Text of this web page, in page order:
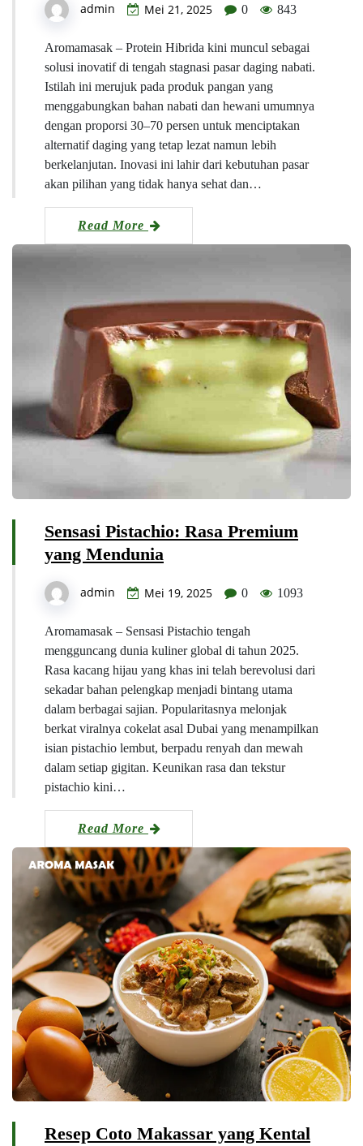
admin Mei 21, 2025 0 843
Aromamasak – Protein Hibrida kini muncul sebagai
solusi inovatif di tengah stagnasi pasar daging nabati.
Istilah ini merujuk pada produk pangan yang
menggabungkan bahan nabati dan hewani umumnya
dengan proporsi 30–70 persen untuk menciptakan
alternatif daging yang tetap lezat namun lebih
berkelanjutan. Inovasi ini lahir dari kebutuhan pasar
akan pilihan yang tidak hanya sehat dan…
Read More
Sensasi Pistachio: Rasa Premium
yang Mendunia
admin Mei 19, 2025 0 1093
Aromamasak – Sensasi Pistachio tengah
mengguncang dunia kuliner global di tahun 2025.
Rasa kacang hijau yang khas ini telah berevolusi dari
sekadar bahan pelengkap menjadi bintang utama
dalam berbagai sajian. Popularitasnya melonjak
berkat viralnya cokelat asal Dubai yang menampilkan
isian pistachio lembut, berpadu renyah dan mewah
dalam setiap gigitan. Keunikan rasa dan tekstur
pistachio kini…
Read More
Resep Coto Makassar yang Kental